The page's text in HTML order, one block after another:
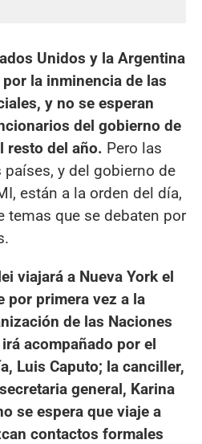
Unidos y la Argentina
la inminencia de las
y no se esperan
del gobierno de
resto del año. Pero las
y del gobierno de
están a la orden del día,
temas que se debaten por
viajará a Nueva York el
por primera vez a la
de las Naciones
acompañado por el
Luis Caputo; la canciller,
general, Karina
se espera que viaje a
contactos formales